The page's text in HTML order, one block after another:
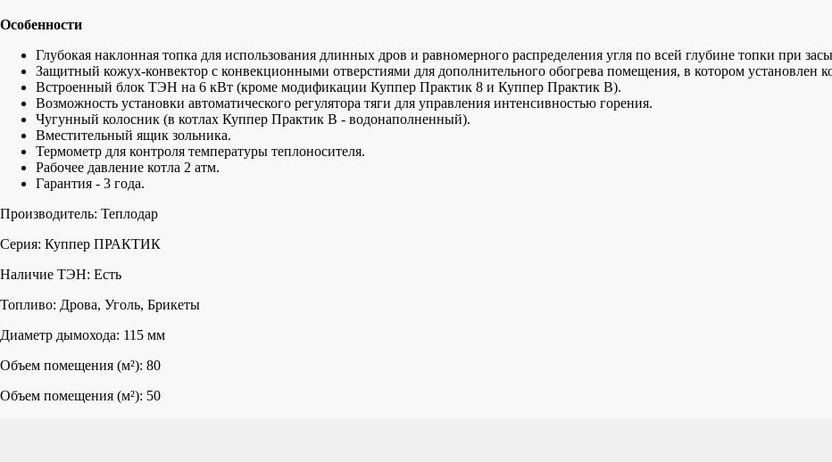
Особенности
Глубокая наклонная топка для использования длинных дров и равномерного распределения угля по всей глубине топки при
Защитный кожух-конвектор с конвекционными отверстиями для дополнительного обогрева помещения, в котором установлен
Встроенный блок ТЭН на 6 кВт (кроме модификации Куппер Практик 8 и Куппер Практик В).
Возможность установки автоматического регулятора тяги для управления интенсивностью горения.
Чугунный колосник (в котлах Куппер Практик В - водонаполненный).
Вместительный ящик зольника.
Термометр для контроля температуры теплоносителя.
Рабочее давление котла 2 атм.
Гарантия - 3 года.
Производитель: Теплодар
Серия: Куппер ПРАКТИК
Наличие ТЭН: Есть
Топливо: Дрова, Уголь, Брикеты
Диаметр дымохода: 115 мм
Объем помещения (м²): 80
Объем помещения (м²): 50